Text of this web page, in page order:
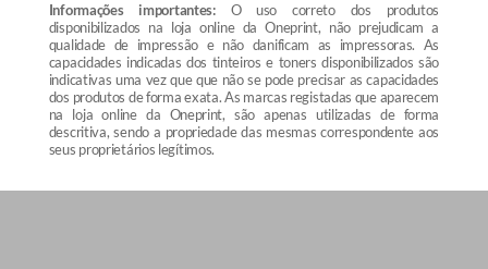
Informações importantes: O uso correto dos produtos
disponibilizados na loja online da Oneprint, não prejudicam a
qualidade de impressão e não danificam as impressoras. As
capacidades indicadas dos tinteiros e toners disponibilizados são
indicativas uma vez que que não se pode precisar as capacidades
dos produtos de forma exata. As marcas registadas que aparecem
na loja online da Oneprint, são apenas utilizadas de forma
descritiva, sendo a propriedade das mesmas correspondente aos
seus proprietários legítimos.